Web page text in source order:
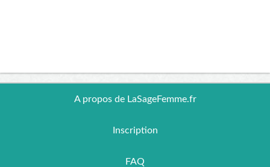
A propos de LaSageFemme.fr
Inscription
FAQ